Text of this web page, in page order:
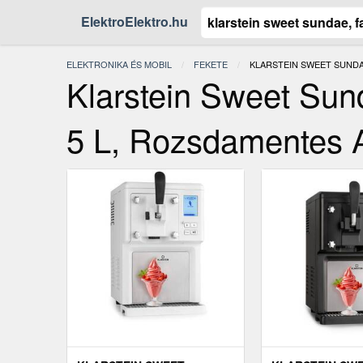
ElektroElektro.hu
ELEKTRONIKA ÉS MOBIL FEKETE JELENLEGI:
KLARSTEIN SWEET
Klarstein Sweet
5 L, Rozsdamentes